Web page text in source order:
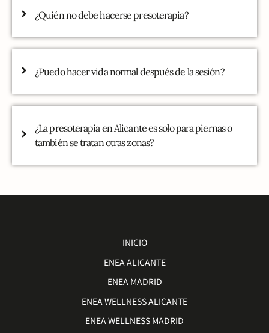
¿Quién no debe hacerse presoterapia?
¿Puedo hacer vida normal después de la sesión?
¿La presoterapia en Alicante es solo para piernas o
también se tratan otras zonas?
INICIO
ENEA ALICANTE
ENEA MADRID
ENEA WELLNESS ALICANTE
ENEA WELLNESS MADRID